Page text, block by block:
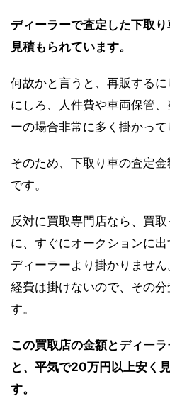
ディーラーで査定した下取
見積もられています。
何故かと言うと、再販する
にしろ、人件費や車両保管
ーの場合非常に多く掛かって
そのため、下取り車の査定
です。
反対に買取専門店なら、買
に、すぐにオークションに
ディーラーより掛かりませ
経費は掛けないので、その
す。
この買取店の金額とディー
と、平気で20万円以上安く
す。